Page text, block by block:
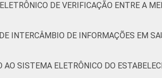
51 36 51
31 34 26
noticia/cetic-br-informa-correcao-dos-
DE VERIFICAÇÃO ENTRE A
INTERCÂMBIO DE INFORMAÇÕES EM
AO SISTEMA ELETRÔNICO DO